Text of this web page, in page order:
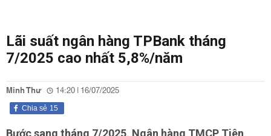
Lãi suất ngân hàng TPBank tháng
7/2025 cao nhất 5,8%/năm
Minh Thư 14:20 | 16/07/2025
15
Chia sẻ
Bước sang tháng 7/2025, Ngân hàng TMCP Tiên